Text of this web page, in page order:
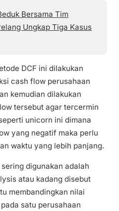
Bersama Tim
Ungkap Tiga Kasus
DCF ini dilakukan
cash flow perusahaan
kemudian dilakukan
tersebut agar tercermin
unicorn ini dimana
yang negatif maka perlu
waktu yang lebih panjang.
digunakan adalah
atau kadang disebut
membandingkan nilai
satu perusahaan